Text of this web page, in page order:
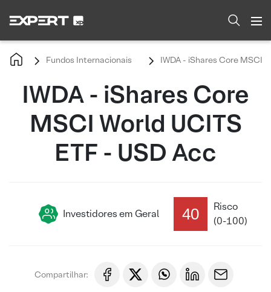
Fundos Internacionais IWDA - iShares Core MSCI
IWDA - iShares Core
MSCI World UCITS
ETF - USD Acc
Investidores em Geral 40
Risco
(0-100)
Compartilhar: